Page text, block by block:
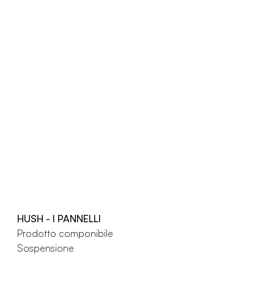
HUSH - I PANNELLI
Prodotto componibile
Sospensione